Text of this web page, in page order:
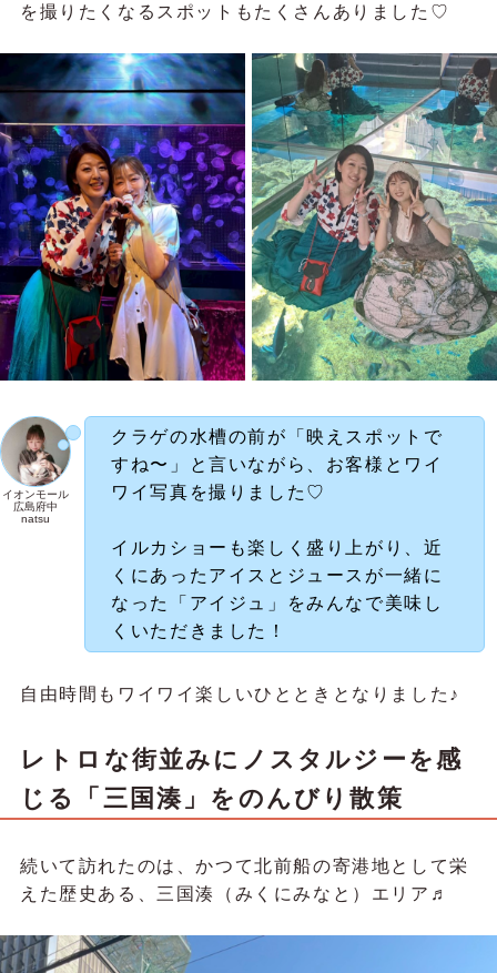
を撮りたくなるスポットもたくさんありました♡
イオンモール
広島府中
natsu
クラゲの水槽の前が「映えスポットで
すね〜」と言いながら、お客様とワイ
ワイ写真を撮りました♡
イルカショーも楽しく盛り上がり、近
くにあったアイスとジュースが一緒に
なった「アイジュ」をみんなで美味し
くいただきました！
自由時間もワイワイ楽しいひとときとなりました♪
レトロな街並みにノスタルジーを感
じる「三国湊」をのんびり散策
続いて訪れたのは、かつて北前船の寄港地として栄
えた歴史ある、三国湊（みくにみなと）エリア♬